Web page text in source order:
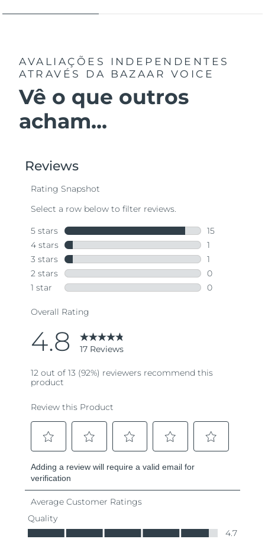
AVALIAÇÕES INDEPENDENTES
ATRAVÉS DA BAZAAR VOICE
Vê o que outros
acham...